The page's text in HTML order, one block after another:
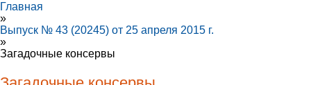
Главная
»
Выпуск № 43 (20245) от 25 апреля 2015 г.
»
Загадочные консервы